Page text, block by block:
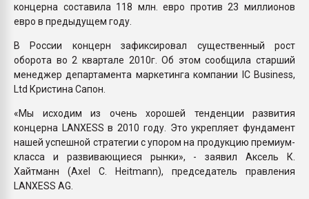
концерна составила 118 млн. евро против 23 миллионов
евро в предыдущем году.
В России концерн зафиксировал существенный рост
оборота во 2 квартале 2010г. Об этом сообщила старший
менеджер департамента маркетинга компании IC Business,
Ltd Кристина Сапон.
«Мы исходим из очень хорошей тенденции развития
концерна LANXESS в 2010 году. Это укрепляет фундамент
нашей успешной стратегии с упором на продукцию премиум-
класса и развивающиеся рынки», - заявил Аксель К.
Хайтманн (Axel C. Heitmann), председатель правления
LANXESS AG.